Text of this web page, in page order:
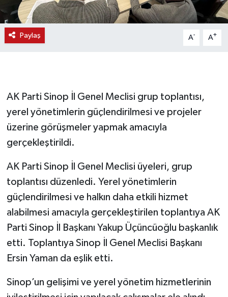
Paylaş A- A+
AK Parti Sinop İl Genel Meclisi grup toplantısı,
yerel yönetimlerin güçlendirilmesi ve projeler
üzerine görüşmeler yapmak amacıyla
gerçekleştirildi.
AK Parti Sinop İl Genel Meclisi üyeleri, grup
toplantısı düzenledi. Yerel yönetimlerin
güçlendirilmesi ve halkın daha etkili hizmet
alabilmesi amacıyla gerçekleştirilen toplantıya AK
Parti Sinop İl Başkanı Yakup Üçüncüoğlu başkanlık
etti. Toplantıya Sinop İl Genel Meclisi Başkanı
Ersin Yaman da eşlik etti.
Sinop’un gelişimi ve yerel yönetim hizmetlerinin